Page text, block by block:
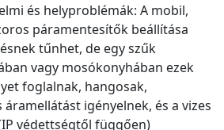
és helyproblémák: A mobil,
páramentesítők beállítása
tűnhet, de egy szűk
vagy mosókonyhában ezek
foglalnak, hangosak,
igényelnek, és a vizes
védettségtől függően)